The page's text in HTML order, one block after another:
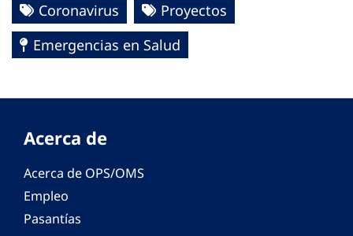
Coronavirus
Proyectos
Emergencias en Salud
Acerca de
Acerca de OPS/OMS
Empleo
Pasantías